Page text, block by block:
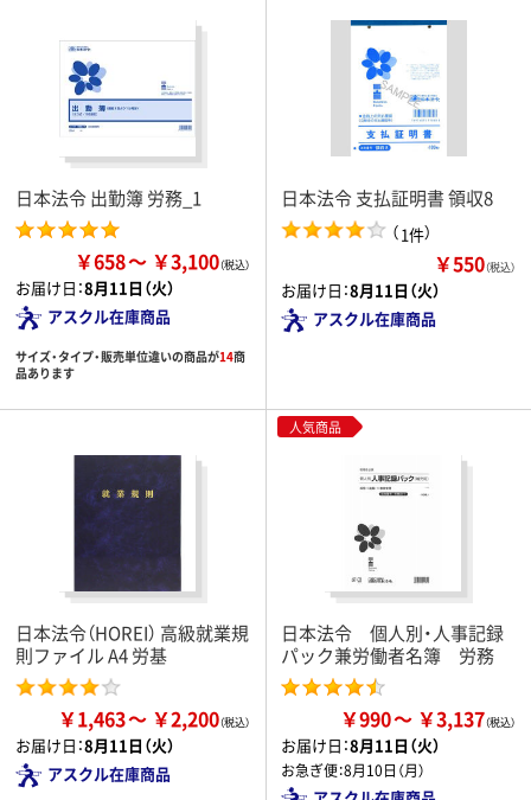
日本法令 出勤簿 労務_1
￥658 ￥3,100
お届け日：8月11日（火）
アスクル在庫商品
サイズ・タイプ・販売単位違いの商品が14商
品あります
日本法令 支払証明書 領収8
（1件）
￥550（税込）
お届け日：8月11日（火）
アスクル在庫商品
日本法令（HOREI） 高級就業規
則ファイル A4 労基
￥1,463 ￥2,200
お届け日：8月11日（火）
アスクル在庫商品
人気商品
日本法令 個人別・人事記録
パック兼労働者名簿 労務
￥990 ￥3,137
お届け日：8月11日（火）
お急ぎ便：8月10日（月）